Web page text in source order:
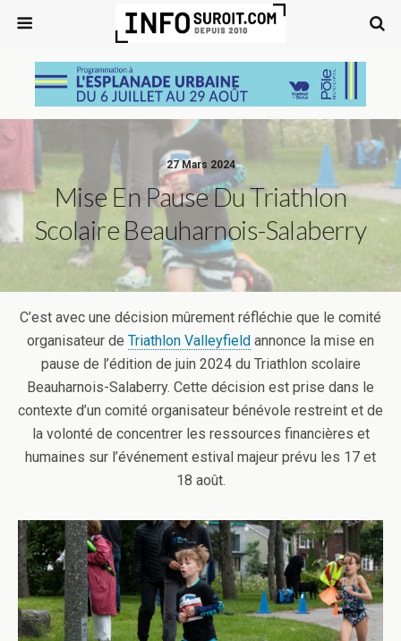
27 Mars 2024
Mise En Pause Du Triathlon
Scolaire Beauharnois-Salaberry
C’est avec une décision mûrement réfléchie que le comité
organisateur de Triathlon Valleyfield annonce la mise en
pause de l’édition de juin 2024 du Triathlon scolaire
Beauharnois-Salaberry. Cette décision est prise dans le
contexte d’un comité organisateur bénévole restreint et de
la volonté de concentrer les ressources financières et
humaines sur l’événement estival majeur prévu les 17 et
18 août.